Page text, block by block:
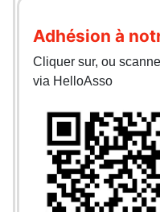
Adhésion à
Cliquer sur, ou
via HelloAsso